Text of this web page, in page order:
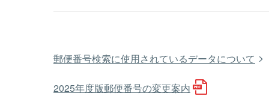
郵便番号検索に使用されているデータについて
2025年度版郵便番号の変更案内